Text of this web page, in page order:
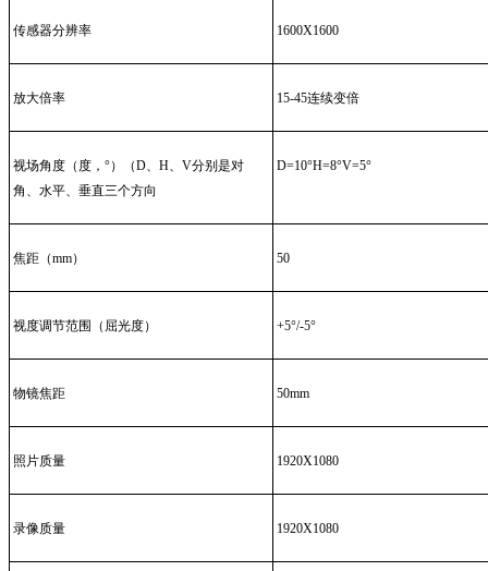
传感器分辨率 1600X1600
放大倍率 15-45连续变倍
视场角度（度，°）（D、H、V分别是对
角、水平、垂直三个方向
D=10°H=8°V=5°
焦距（mm） 50
视度调节范围（屈光度） +5°/-5°
物镜焦距 50mm
照片质量 1920X1080
录像质量 1920X1080